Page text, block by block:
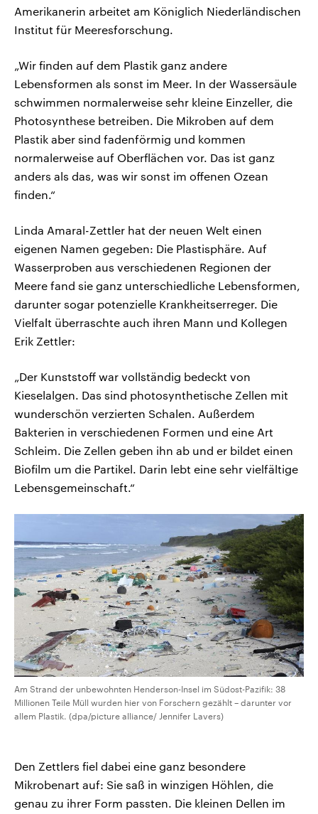
Amerikanerin arbeitet am Königlich Niederländischen
Institut für Meeresforschung.
„Wir finden auf dem Plastik ganz andere
Lebensformen als sonst im Meer. In der Wassersäule
schwimmen normalerweise sehr kleine Einzeller, die
Photosynthese betreiben. Die Mikroben auf dem
Plastik aber sind fadenförmig und kommen
normalerweise auf Oberflächen vor. Das ist ganz
anders als das, was wir sonst im offenen Ozean
finden.“
Linda Amaral-Zettler hat der neuen Welt einen
eigenen Namen gegeben: Die Plastisphäre. Auf
Wasserproben aus verschiedenen Regionen der
Meere fand sie ganz unterschiedliche Lebensformen,
darunter sogar potenzielle Krankheitserreger. Die
Vielfalt überraschte auch ihren Mann und Kollegen
Erik Zettler:
„Der Kunststoff war vollständig bedeckt von
Kieselalgen. Das sind photosynthetische Zellen mit
wunderschön verzierten Schalen. Außerdem
Bakterien in verschiedenen Formen und eine Art
Schleim. Die Zellen geben ihn ab und er bildet einen
Biofilm um die Partikel. Darin lebt eine sehr vielfältige
Lebensgemeinschaft.“
Am Strand der unbewohnten Henderson-Insel im Südost-Pazifik: 38
Millionen Teile Müll wurden hier von Forschern gezählt – darunter vor
allem Plastik. (dpa/picture alliance/ Jennifer Lavers)
Den Zettlers fiel dabei eine ganz besondere
Mikrobenart auf: Sie saß in winzigen Höhlen, die
genau zu ihrer Form passten. Die kleinen Dellen im